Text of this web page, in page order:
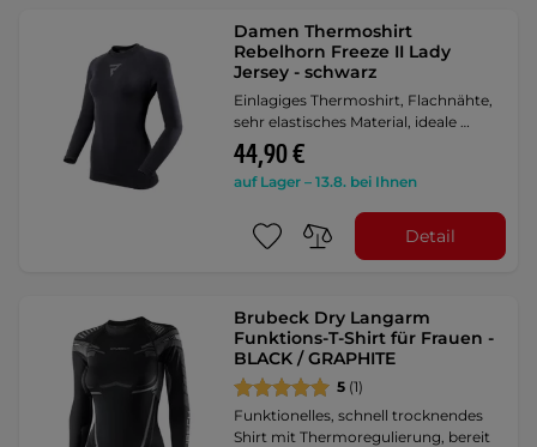
Damen Thermoshirt
Rebelhorn Freeze II Lady
Jersey - schwarz
Einlagiges Thermoshirt, Flachnähte,
sehr elastisches Material, ideale …
44,90 €
auf Lager – 13.8. bei Ihnen
Detail
Brubeck Dry Langarm
Funktions-T-Shirt für Frauen -
BLACK / GRAPHITE
5 (1)
Funktionelles, schnell trocknendes
Shirt mit Thermoregulierung, bereit